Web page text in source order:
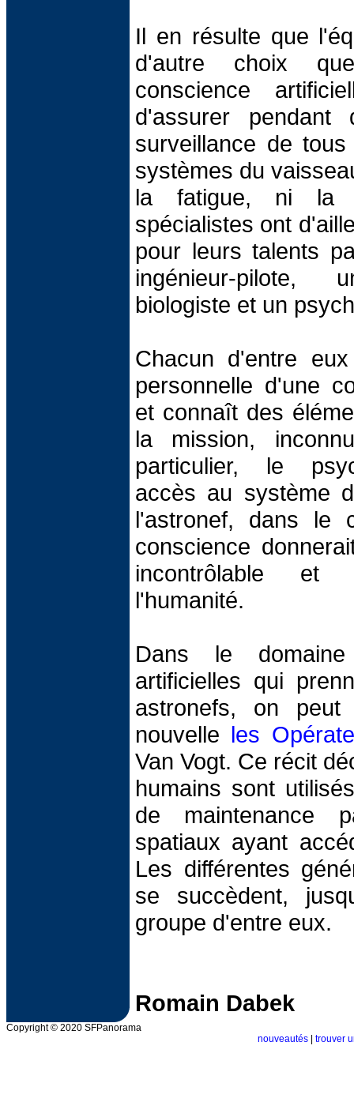
Il en résulte que
d'autre choix
conscience
d'assurer pendant
surveillance de
systèmes du
la fatigue, ni la
spécialistes ont
pour leurs talents
ingénieur-
biologiste et un
Chacun d'entre
personnelle d'une
et connaît des
la mission,
particulier, le
accès au système
l'astronef, dans le
conscience
incontrôlable et
l'humanité.
Dans le
artificielles qui
astronefs, on
nouvelle les
Van Vogt. Ce récit
humains sont
de maintenance
spatiaux ayant
Les différentes
se succèdent,
groupe d'entre eux.
Romain Dabek
Copyright © 2020 SFPanorama
nouveautés
trouver